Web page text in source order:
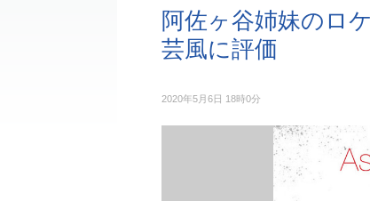
阿佐ヶ谷姉妹のロ
芸風に評価
2020年5月6日 18時0分